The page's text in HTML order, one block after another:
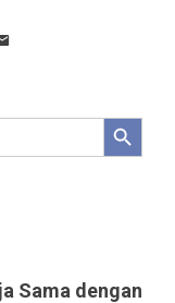
Search Button
Sama dengan